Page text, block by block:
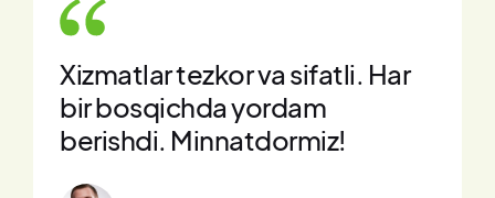
Har
Texnik jamoa malakali,
muammolar tez va to‘g‘ri
qilindi. Yaxshi tajriba bo‘ldi.